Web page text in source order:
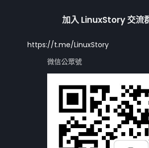
加入 LinuxStory 交流
https://t.me/LinuxStory
微信公眾號